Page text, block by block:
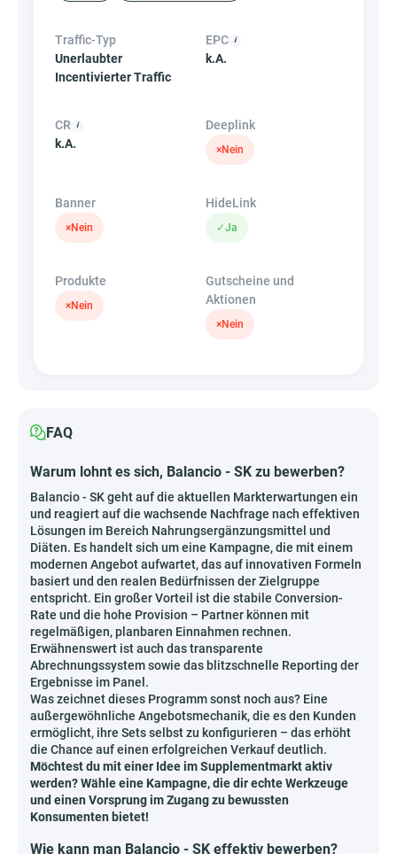
Traffic-Typ
Unerlaubter
Incentivierter Traffic
EPC
k.A.
CR
k.A.
Deeplink
×Nein
Banner
×Nein
HideLink
✓Ja
Produkte
×Nein
Gutscheine und
Aktionen
×Nein
FAQ
Warum lohnt es sich, Balancio - SK zu bewerben?
Balancio - SK geht auf die aktuellen Markterwartungen ein
und reagiert auf die wachsende Nachfrage nach effektiven
Lösungen im Bereich Nahrungsergänzungsmittel und
Diäten. Es handelt sich um eine Kampagne, die mit einem
modernen Angebot aufwartet, das auf innovativen Formeln
basiert und den realen Bedürfnissen der Zielgruppe
entspricht. Ein großer Vorteil ist die stabile Conversion-
Rate und die hohe Provision – Partner können mit
regelmäßigen, planbaren Einnahmen rechnen.
Erwähnenswert ist auch das transparente
Abrechnungssystem sowie das blitzschnelle Reporting der
Ergebnisse im Panel.
Was zeichnet dieses Programm sonst noch aus? Eine
außergewöhnliche Angebotsmechanik, die es den Kunden
ermöglicht, ihre Sets selbst zu konfigurieren – das erhöht
die Chance auf einen erfolgreichen Verkauf deutlich.
Möchtest du mit einer Idee im Supplementmarkt aktiv
werden? Wähle eine Kampagne, die dir echte Werkzeuge
und einen Vorsprung im Zugang zu bewussten
Konsumenten bietet!
Wie kann man Balancio - SK effektiv bewerben?